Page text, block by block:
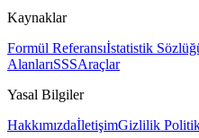
Kaynaklar
Formül Referansıİstatistik
AlanlarıSSSAraçlar
Yasal Bilgiler
HakkımızdaİletişimGizlilik